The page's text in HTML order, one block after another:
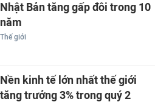
Nhật Bản tăng gấp đôi trong 10
năm
Thế giới
Nền kinh tế lớn nhất thế giới
tăng trưởng 3% trong quý 2